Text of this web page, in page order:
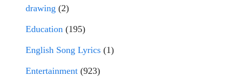
drawing (2)
Education (195)
English Song Lyrics (1)
Entertainment (923)